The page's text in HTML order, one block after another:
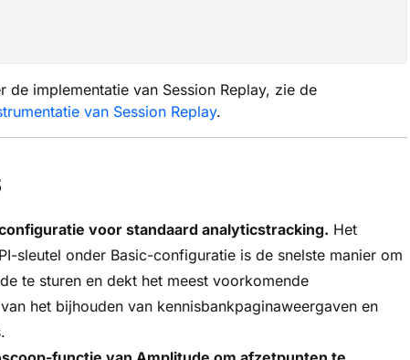
de implementatie van Session Replay, zie de
van Session Replay.
voor standaard analyticstracking. Het
sleutel onder Basic-configuratie is de snelste manier om
te sturen en dekt het meest voorkomende
het bijhouden van kennisbankpaginaweergaven en